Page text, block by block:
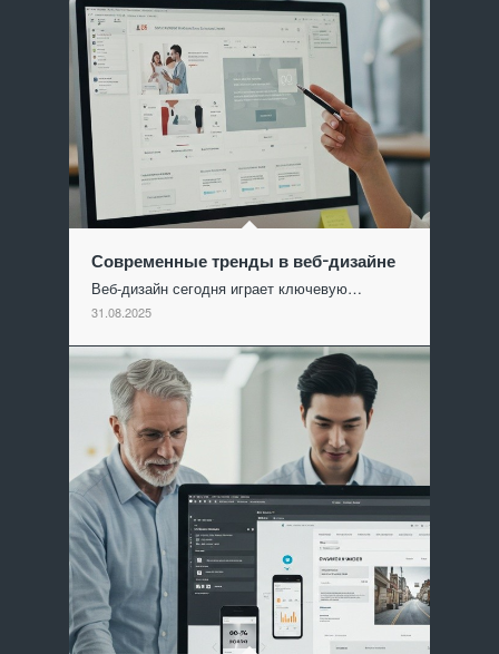
Современные тренды в веб-дизайне
Веб-дизайн сегодня играет ключевую…
31.08.2025